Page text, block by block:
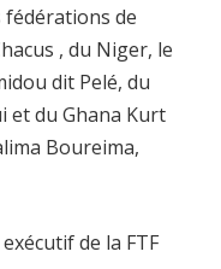
fédérations de
, du Niger, le
dit Pelé, du
et du Ghana Kurt
Boureima,
de la FTF